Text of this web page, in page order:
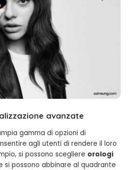
avanzate
gamma di opzioni di
agli utenti di rendere il loro
si possono scegliere orologi
si possono abbinare al quadrante